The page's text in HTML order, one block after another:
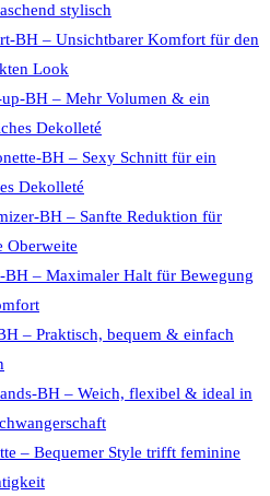
stylisch
BH – Unsichtbarer Komfort für den
Look
up-BH – Mehr Volumen & ein
Dekolleté
BH – Sexy Schnitt für ein
Dekolleté
BH – Sanfte Reduktion für
Oberweite
BH – Maximaler Halt für Bewegung
– Praktisch, bequem & einfach
BH – Weich, flexibel & ideal in
– Bequemer Style trifft feminine